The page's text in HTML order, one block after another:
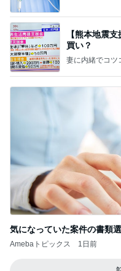
【熊本地震
買い？
妻に内緒でコツ
気になっていた案件の書類
Amebaトピックス 1日前